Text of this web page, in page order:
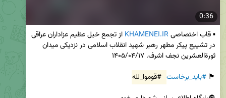
0:36
▪️ قاب اختصاصی KHAMENEI.IR
🏴 #باید_برخاست #قوموا_لله